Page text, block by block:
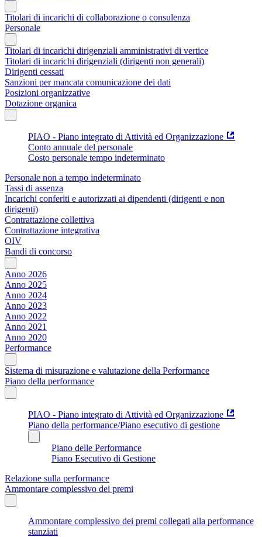
Titolari di incarichi di collaborazione o consulenza
Personale
Titolari di incarichi dirigenziali amministrativi di vertice
Titolari di incarichi dirigenziali (dirigenti non generali)
Dirigenti cessati
Sanzioni per mancata comunicazione dei dati
Posizioni organizzative
Dotazione organica
PIAO - Piano integrato di Attività ed Organizzazione
Conto annuale del personale
Costo personale tempo indeterminato
Personale non a tempo indeterminato
Tassi di assenza
Incarichi conferiti e autorizzati ai dipendenti (dirigenti e non
dirigenti)
Contrattazione collettiva
Contrattazione integrativa
OIV
Bandi di concorso
Anno 2026
Anno 2025
Anno 2024
Anno 2023
Anno 2022
Anno 2021
Anno 2020
Performance
Sistema di misurazione e valutazione della Performance
Piano della performance
PIAO - Piano integrato di Attività ed Organizzazione
Piano della performance/Piano esecutivo di gestione
Piano delle Performance
Piano Esecutivo di Gestione
Relazione sulla performance
Ammontare complessivo dei premi
Ammontare complessivo dei premi collegati alla performance
stanziati